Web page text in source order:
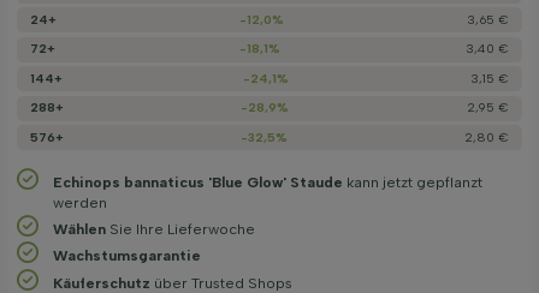
24+
-12,0%
3,65 €
72+
-18,1%
3,40 €
144+
-24,1%
3,15 €
288+
-28,9%
2,95 €
576+
-32,5% 2,80 €
Echinops bannaticus 'Blue Glow' Staude kann jetzt gepflanzt
werden
Wählen Sie Ihre Lieferwoche
Wachstums­garantie
Käuferschutz über Trusted Shops